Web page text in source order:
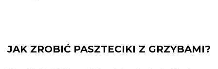
JAK ZROBIĆ PASZTECIKI Z GRZYBAMI?